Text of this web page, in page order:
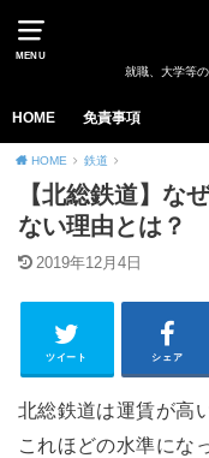
MENU
就職、大学等
HOME 免責事項
HOME 鉄道
【北総鉄道】な
ない理由とは？
2019年12月4日
ツイート シェア
北総鉄道は運賃が高
これほどの水準にな